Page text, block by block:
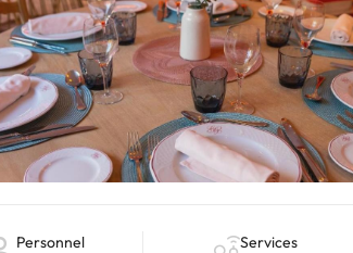
Personnel Services